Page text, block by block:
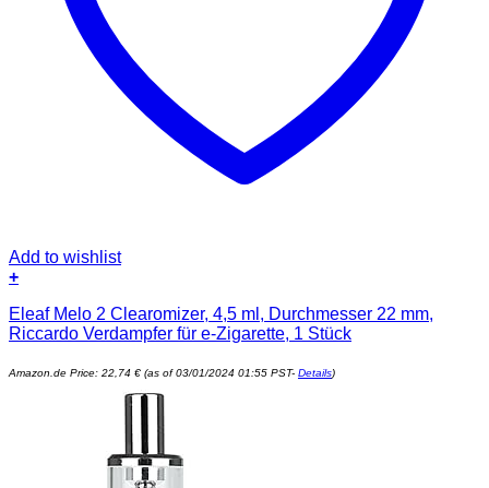
Add to wishlist
+
Eleaf Melo 2 Clearomizer, 4,5 ml, Durchmesser 22 mm,
Riccardo Verdampfer für e-Zigarette, 1 Stück
Amazon.de Price: 22,74 € (as of 03/01/2024 01:55 PST- Details)